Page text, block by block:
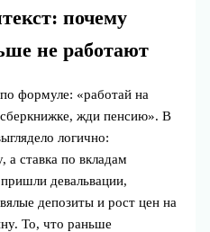
почему
не работают
формуле: «работай на
жди пенсию». В
логично:
а ставка по вкладам
девальвации,
депозиты и рост цен на
То, что раньше